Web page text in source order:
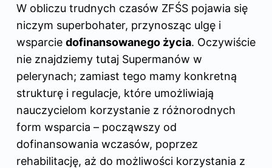
W obliczu trudnych czasów ZFŚS pojawia się
niczym superbohater, przynosząc ulgę i
wsparcie dofinansowanego życia. Oczywiście
nie znajdziemy tutaj Supermanów w
pelerynach; zamiast tego mamy konkretną
strukturę i regulacje, które umożliwiają
nauczycielom korzystanie z różnorodnych
form wsparcia – począwszy od
dofinansowania wczasów, poprzez
rehabilitację, aż do możliwości korzystania z